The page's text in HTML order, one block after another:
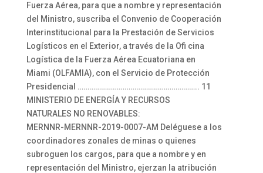
Fuerza Aérea, para que a nombre y representación
del Ministro, suscriba el Convenio de Cooperación
Interinstitucional para la Prestación de Servicios
Logísticos en el Exterior, a través de la Ofi cina
Logística de la Fuerza Aérea Ecuatoriana en
Miami (OLFAMIA), con el Servicio de Protección
Presidencial …………………………………………………….. 11
MINISTERIO DE ENERGÍA Y RECURSOS
NATURALES NO RENOVABLES:
MERNNR-MERNNR-2019-0007-AM Deléguese a los
coordinadores zonales de minas o quienes
subroguen los cargos, para que a nombre y en
representación del Ministro, ejerzan la atribución